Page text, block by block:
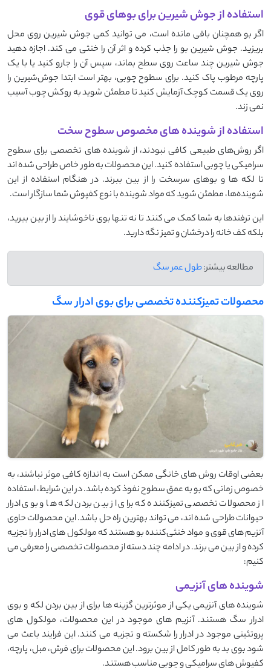
استفاده از جوش ‌شیرین برای بوهای قوی
اگر بو همچنان باقی مانده است، می ‌توانید کمی جوش ‌شیرین روی محل
بریزید. جوش ‌شیرین بو را جذب کرده و اثر آن را خنثی می‌ کند. اجازه دهید
جوش ‌شیرین چند ساعت روی سطح بماند، سپس آن را جارو کنید یا با یک
پارچه مرطوب پاک کنید. برای سطوح چوبی، بهتر است ابتدا جوش‌شیرین را
روی یک قسمت کوچک آزمایش کنید تا مطمئن شوید به روکش چوب آسیب
نمی ‌زند.
استفاده از شوینده‌ های مخصوص سطوح سخت
اگر روش‌های طبیعی کافی نبودند، از شوینده ‌های تخصصی برای سطوح
سرامیکی یا چوبی استفاده کنید. این محصولات به ‌طور خاص طراحی شده‌ اند
تا لکه ‌ها و بوهای سرسخت را از بین ببرند. در هنگام استفاده از این
شوینده‌ها، مطمئن شوید که مواد شوینده با نوع کفپوش شما سازگار است.
این ترفندها به شما کمک می‌ کنند تا نه ‌تنها بوی ناخوشایند را از بین ببرید،
بلکه کف خانه را درخشان و تمیز نگه دارید.
مطالعه بیشتر:طول عمر سگ
محصولات تمیزکننده تخصصی برای بوی ادرار سگ
بعضی اوقات روش ‌های خانگی ممکن است به اندازه کافی موثر نباشند، به
‌خصوص زمانی که بو به عمق سطوح نفوذ کرده باشد. در این شرایط، استفاده
از محصولات تخصصی تمیزکننده که برای از بین بردن لکه ‌ها و بوی ادرار
حیوانات طراحی شده‌ اند، می ‌تواند بهترین راه ‌حل باشد. این محصولات حاوی
آنزیم ‌های قوی و مواد خنثی‌کننده بو هستند که مولکول ‌های ادرار را تجزیه
کرده و از بین می ‌برند. در ادامه چند دسته از محصولات تخصصی را معرفی می
‌کنیم:
شوینده های آنزیمی
شوینده‌ های آنزیمی یکی از موثرترین گزینه ‌ها برای از بین بردن لکه و بوی
ادرار سگ هستند. آنزیم ‌های موجود در این محصولات، مولکول ‌های
پروتئینی موجود در ادرار را شکسته و تجزیه می ‌کنند. این فرایند باعث می
‌شود بوی بد به ‌طور کامل از بین برود. این محصولات برای فرش، مبل، پارچه،
کفپوش ‌های سرامیکی و چوبی مناسب هستند.